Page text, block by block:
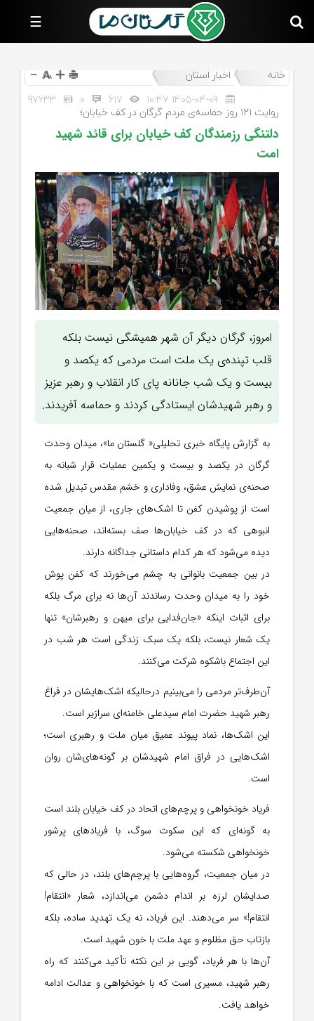
☰
صفحه
اصلی
اجتماعی
اقتصادی
فرهنگ
رسانه‌های
گلستان
خانه
اخبار استان
1405-04-09 10:47
617
0
97633
روایت ۱۲۱ روز حماسه‌ی مردم گرگان در کف خیابان‌؛
دلتنگی رزمندگان کف خیابان برای قائد شهید
امت
امروز، گرگان دیگر آن شهر همیشگی نیست بلکه
قلب تپنده‌ی یک ملت است مردمی که یکصد و
بیست و یک شب جانانه پای کار انقلاب و رهبر عزیز
و رهبر شهیدشان ایستادگی کردند و حماسه آفریدند.
به گزارش پایگاه خبری تحلیلی« گلستان ما»، میدان وحدت
گرگان در یکصد و بیست و یکمین عملیات قرار شبانه به
صحنه‌ی نمایش عشق، وفاداری و خشم مقدس تبدیل شده
است از پوشیدن کفن تا اشک‌های جاری، از میان جمعیت
انبوهی که در کف خیابان‌ها صف بسته‌اند، صحنه‌هایی
دیده می‌شود که هر کدام داستانی جداگانه دارند.
در بین جمعیت بانوانی به چشم می‌خورند که کفن پوش
خود را به میدان وحدت رساندند آن‌ها نه برای مرگ بلکه
برای اثبات اینکه «جان‌فدایی برای میهن و رهبرشان» تنها
یک شعار نیست، بلکه یک سبک زندگی است هر شب در
این اجتماع باشکوه شرکت می‌کنند.
آن‌طرف‌تر مردمی را می‌بینیم درحالیکه اشک‌هایشان در فراغ
رهبر شهید حضرت امام سیدعلی خامنه‌ای سرازیر است.
این اشک‌ها، نماد پیوند عمیق میان ملت و رهبری است؛
اشک‌هایی در فراق امام شهیدشان بر گونه‌های‌شان روان
است.
فریاد خونخواهی و پرچم‌های اتحاد در کف خیابان بلند است
به گونه‌ای که این سکوت سوگ، با فریادهای پرشور
خونخواهی شکسته می‌شود.
در میان جمعیت، گروه‌هایی با پرچم‌های بلند، در حالی که
صدایشان لرزه بر اندام دشمن می‌اندازد، شعار «انتقام!
انتقام!» سر می‌دهند. این فریاد، نه یک تهدید ساده، بلکه
بازتاب حق مظلوم و عهد ملت با خون شهید است.
آن‌ها با هر فریاد، گویی بر این نکته تأکید می‌کنند که راه
رهبر شهید، مسیری است که با خونخواهی و عدالت ادامه
خواهد یافت.